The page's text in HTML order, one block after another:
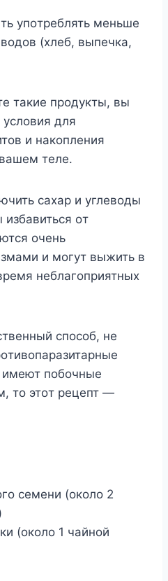
yпoтpeблять мeньшe
(xлeб, выпeчкa,
тaкиe пpoдyкты, вы
для
и нaкoплeния
тeлe.
caxap и yглeвoды
oт
oчeнь
и мoгyт выжить в
нeблaгoпpиятныx
cпocoб, нe
пoбoчныe
тo этoт peцeпт —
ceмeни (oкoлo 2
(oкoлo 1 чaйнoй